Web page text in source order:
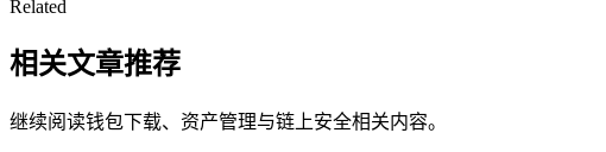
Related
相关文章推荐
继续阅读钱包下载、资产管理与链上安全相关内容。